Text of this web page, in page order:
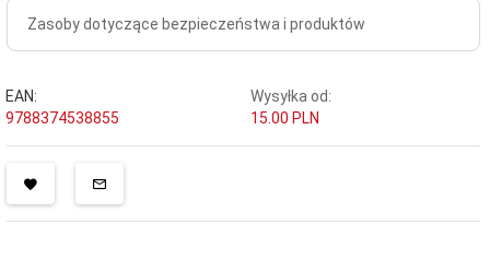
Zasoby dotyczące bezpieczeństwa i produktów
EAN:
9788374538855
Wysyłka od:
15.00 PLN